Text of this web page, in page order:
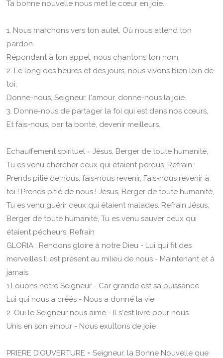
Ta bonne nouvelle nous met le cœur en joie.
1. Nous marchons vers ton autel, Où nous attend ton
pardon
Répondant à ton appel, nous chantons ton nom.
2. Le long des heures et des jours, nous vivons bien loin de
toi,
Donne-nous, Seigneur, l'amour, donne-nous la joie.
3. Donne-nous de partager la foi qui est dans nos cœurs,
Et fais-nous, par ta bonté, devenir meilleurs.
Echauffement spirituel = Jésus, Berger de toute humanité,
Tu es venu chercher ceux qui étaient perdus. Refrain :
Prends pitié de nous, fais-nous revenir, Fais-nous revenir à
toi ! Prends pitié de nous ! Jésus, Berger de toute humanité,
Tu es venu guérir ceux qui étaient malades. Refrain Jésus,
Berger de toute humanité, Tu es venu sauver ceux qui
étaient pécheurs. Refrain
GLORIA : Rendons gloire à notre Dieu - Lui qui fit des
merveilles Il est présent au milieu de nous - Maintenant et à
jamais
1.Louons notre Seigneur - Car grande est sa puissance
Lui qui nous a créés - Nous a donné la vie
2. Oui le Seigneur nous aime - Il s'est livré pour nous
Unis en son amour - Nous exultons de joie
PRIERE D’OUVERTURE = Seigneur, la Bonne Nouvelle que